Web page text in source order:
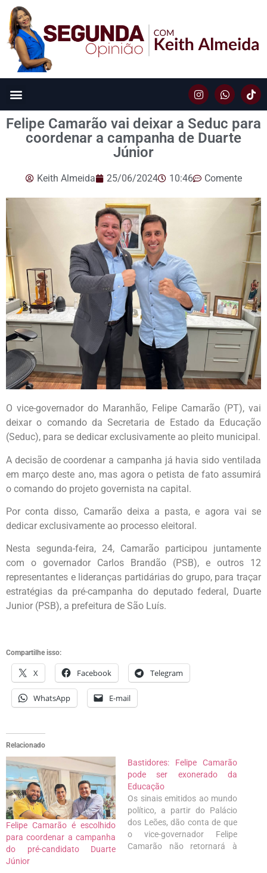
Felipe Camarão vai deixar a Seduc para
coordenar a campanha de Duarte
Júnior
Keith Almeida 25/06/2024 10:46 Comente
O vice-governador do Maranhão, Felipe Camarão (PT), vai
deixar o comando da Secretaria de Estado da Educação
(Seduc), para se dedicar exclusivamente ao pleito municipal.
A decisão de coordenar a campanha já havia sido ventilada
em março deste ano, mas agora o petista de fato assumirá
o comando do projeto governista na capital.
Por conta disso, Camarão deixa a pasta, e agora vai se
dedicar exclusivamente ao processo eleitoral.
Nesta segunda-feira, 24, Camarão participou juntamente
com o governador Carlos Brandão (PSB), e outros 12
representantes e lideranças partidárias do grupo, para traçar
estratégias da pré-campanha do deputado federal, Duarte
Junior (PSB), a prefeitura de São Luís.
Compartilhe isso:
X Facebook Telegram
WhatsApp E-mail
Relacionado
Felipe Camarão é escolhido
para coordenar a campanha
do pré-candidato Duarte
Júnior
Bastidores: Felipe Camarão
pode ser exonerado da
Educação
Os sinais emitidos ao mundo
político, a partir do Palácio
dos Leões, dão conta de que
o vice-governador Felipe
Camarão não retornará à